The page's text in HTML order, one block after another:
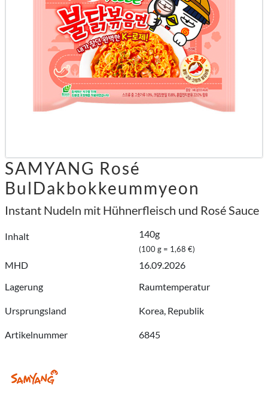
SAMYANG Rosé
BulDakbokkeummyeon
Instant Nudeln mit Hühnerfleisch und Rosé Sauce
Inhalt 140g
(100 g = 1,68 €)
MHD
16.09.2026
Lagerung
Raumtemperatur
Ursprungsland Korea, Republik
Artikelnummer 6845